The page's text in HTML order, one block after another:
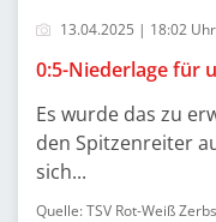
13.04.2025 | 18:02 Uhr
0:5-Niederlage für
Es wurde das zu
den Spitzenreiter
sich...
Quelle: TSV Rot-Weiß